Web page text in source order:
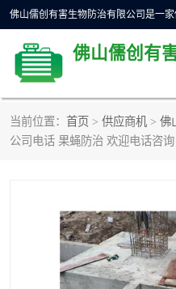
当前位置： 首页 > 供应商机 > 佛
公司电话 果蝇防治 欢迎电话咨
除四害公司
佛山灭白蚁公司
佛山除四害公司